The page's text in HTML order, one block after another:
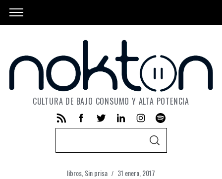
CULTURA DE BAJO CONSUMO Y ALTA POTENCIA
S
C
libros,Sin prisa 31 enero, 2017